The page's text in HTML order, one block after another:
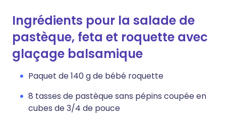
Ingrédients pour la salade de
pastèque, feta et roquette avec
glaçage balsamique
Paquet de 140 g de bébé roquette
8 tasses de pastèque sans pépins coupée en
cubes de 3/4 de pouce